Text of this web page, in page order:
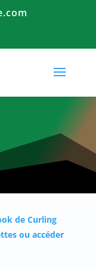
de Curling
ou accéder